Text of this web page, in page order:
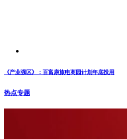
《产业强区》：百富康旅电商园计划年底投用
热点专题